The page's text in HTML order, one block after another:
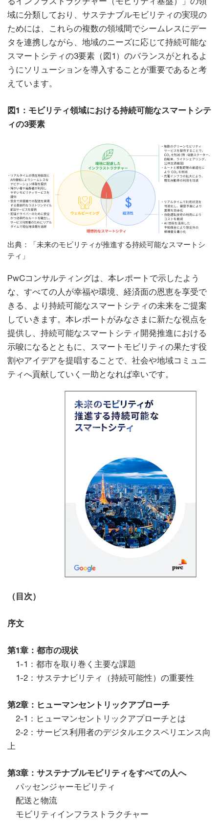
域に分類しており、サステナブルモビリティの実現の
ためには、これらの複数の領域間でシームレスにデー
タを連携しながら、地域のニーズに応じて持続可能な
スマートシティの3要素（図1）のバランスがとれるよ
うにソリューションを導入することが重要であると考
えています。
図1：モビリティ領域における持続可能なスマートシテ
ィの3要素
出典：「未来のモビリティが推進する持続可能なスマートシ
ティ」
PwCコンサルティングは、本レポートで示したよう
な、すべての人が幸福や環境、経済面の恩恵を享受で
きる、より持続可能なスマートシティの未来をご提案
していきます。本レポートがみなさまに新たな視点を
提供し、持続可能なスマートシティ開発推進における
示唆になるとともに、スマートモビリティの果たす役
割やアイデアを提唱することで、社会や地域コミュニ
ティへ貢献していく一助となれば幸いです。
（目次）
序文
第1章：都市の現状
1-1：都市を取り巻く主要な課題
1-2：サステナビリティ（持続可能性）の重要性
第2章：ヒューマンセントリックアプローチ
2-1：ヒューマンセントリックアプローチとは
2-2：サービス利用者のデジタルエクスペリエンス向
上
第3章：サステナブルモビリティをすべての人へ
パッセンジャーモビリティ
配送と物流
モビリティインフラストラクチャー